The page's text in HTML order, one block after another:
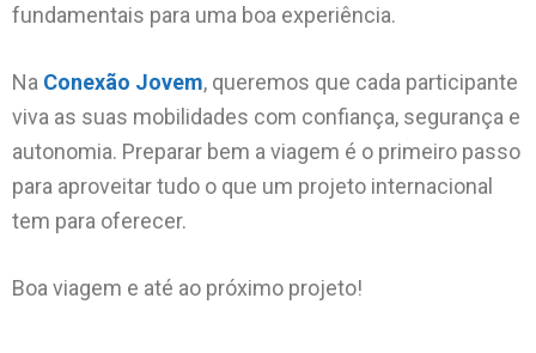
fundamentais para uma boa experiência.
Na Conexão Jovem, queremos que cada participante
viva as suas mobilidades com confiança, segurança e
autonomia. Preparar bem a viagem é o primeiro passo
para aproveitar tudo o que um projeto internacional
tem para oferecer.
Boa viagem e até ao próximo projeto!